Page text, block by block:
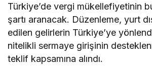
Türkiye’de vergi mükellefiyetinin
şartı aranacak. Düzenleme, yurt
edilen gelirlerin Türkiye’ye
nitelikli sermaye girişinin
teklif kapsamına alındı.